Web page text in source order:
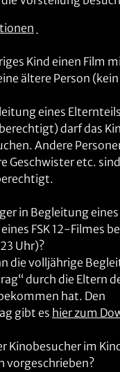
Kind einen Film
ältere Person
eines Elternteils
darf das
Andere
Geschwister etc.
in Begleitung
FSK 12-Filmes
Uhr)?
die volljährige
durch die Eltern
hat. Den
gibt es hier zum
Kinobesucher im
vorgeschrieben?